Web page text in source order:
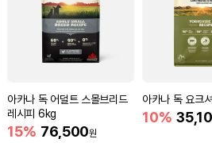
아카나 독 어덜트 스몰브리드
레시피 6kg
15% 76,500원
아카나 독 요크
10%